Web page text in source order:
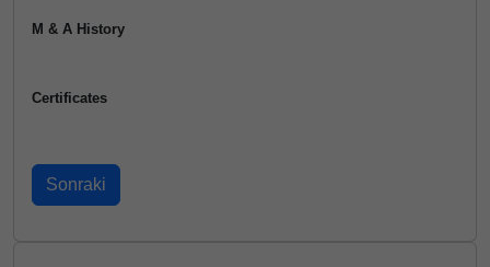
M & A History
Certificates